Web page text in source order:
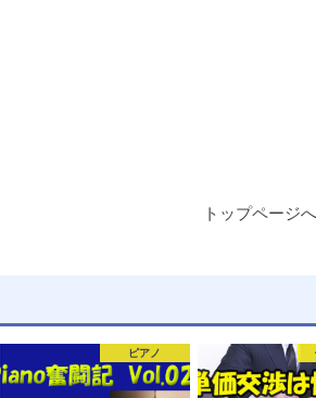
トップページへ
ピアノ